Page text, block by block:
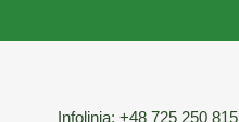
Infolinia: +48 725 250 815